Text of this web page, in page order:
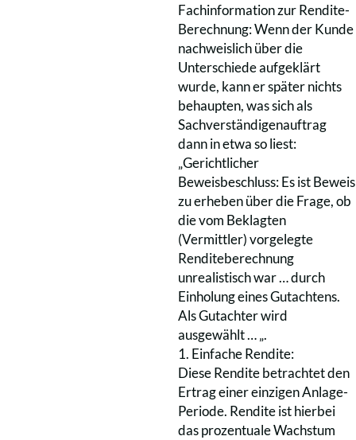
Fachinformation zur Rendite-
Berechnung: Wenn der Kunde
nachweislich über die
Unterschiede aufgeklärt
wurde, kann er später nichts
behaupten, was sich als
Sachverständigenauftrag
dann in etwa so liest:
„Gerichtlicher
Beweisbeschluss: Es ist Beweis
zu erheben über die Frage, ob
die vom Beklagten
(Vermittler) vorgelegte
Renditeberechnung
unrealistisch war … durch
Einholung eines Gutachtens.
Als Gutachter wird
ausgewählt … „.
1. Einfache Rendite:
Diese Rendite betrachtet den
Ertrag einer einzigen Anlage-
Periode. Rendite ist hierbei
das prozentuale Wachstum